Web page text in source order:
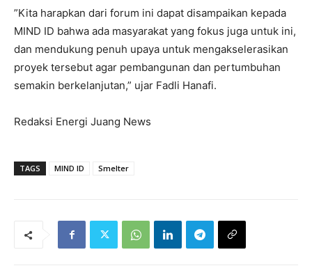
”Kita harapkan dari forum ini dapat disampaikan kepada
MIND ID bahwa ada masyarakat yang fokus juga untuk ini,
dan mendukung penuh upaya untuk mengakselerasikan
proyek tersebut agar pembangunan dan pertumbuhan
semakin berkelanjutan,” ujar Fadli Hanafi.
Redaksi Energi Juang News
TAGS MIND ID Smelter